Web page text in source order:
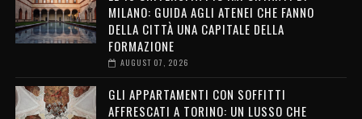
MILANO: GUIDA AGLI ATENEI CHE FANNO
DELLA CITTÀ UNA CAPITALE DELLA
FORMAZIONE
AUGUST 07, 2026
GLI APPARTAMENTI CON SOFFITTI
AFFRESCATI A TORINO: UN LUSSO CHE